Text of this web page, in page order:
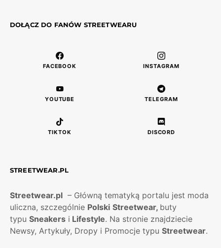
DOŁĄCZ DO FANÓW STREETWEARU
FACEBOOK INSTAGRAM
YOUTUBE TELEGRAM
TIKTOK DISCORD
STREETWEAR.PL
Streetwear.pl – Główną tematyką portalu jest moda
uliczna, szczególnie Polski Streetwear, buty
typu Sneakers i Lifestyle. Na stronie znajdziecie
Newsy, Artykuły, Dropy i Promocje typu Streetwear.